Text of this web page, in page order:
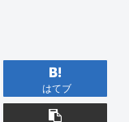
はてブ